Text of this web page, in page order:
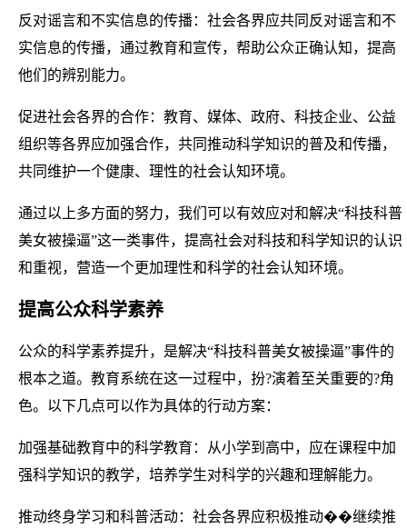
反对谣言和不实信息的传播：社会各界应共同反对谣言和不
实信息的传播，通过教育和宣传，帮助公众正确认知，提高
他们的辨别能力。
促进社会各界的合作：教育、媒体、政府、科技企业、公益
组织等各界应加强合作，共同推动科学知识的普及和传播，
共同维护一个健康、理性的社会认知环境。
通过以上多方面的努力，我们可以有效应对和解决“科技科普
美女被操逼”这一类事件，提高社会对科技和科学知识的认识
和重视，营造一个更加理性和科学的社会认知环境。
提高公众科学素养
公众的科学素养提升，是解决“科技科普美女被操逼”事件的
根本之道。教育系统在这一过程中，扮?演着至关重要的?角
色。以下几点可以作为具体的行动方案：
加强基础教育中的科学教育：从小学到高中，应在课程中加
强科学知识的教学，培养学生对科学的兴趣和理解能力。
推动终身学习和科普活动：社会各界应积极推动��继续推